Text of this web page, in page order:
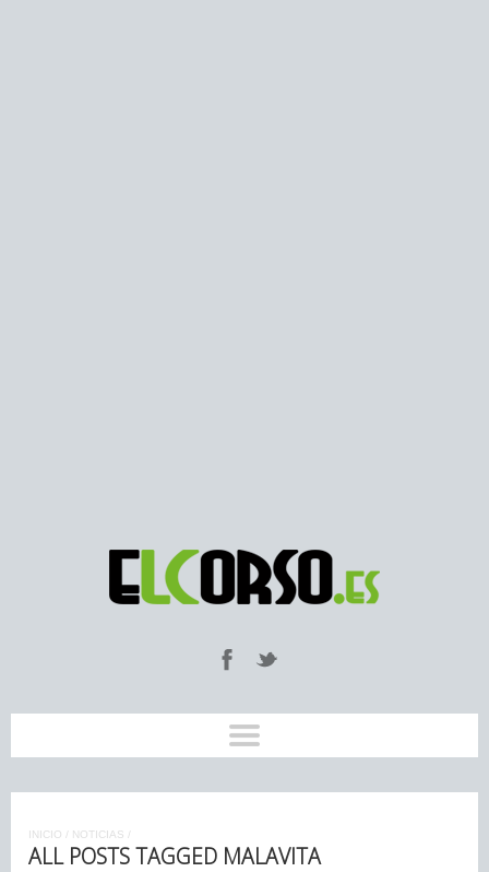
INICIO / NOTICIAS /
ALL POSTS TAGGED MALAVITA